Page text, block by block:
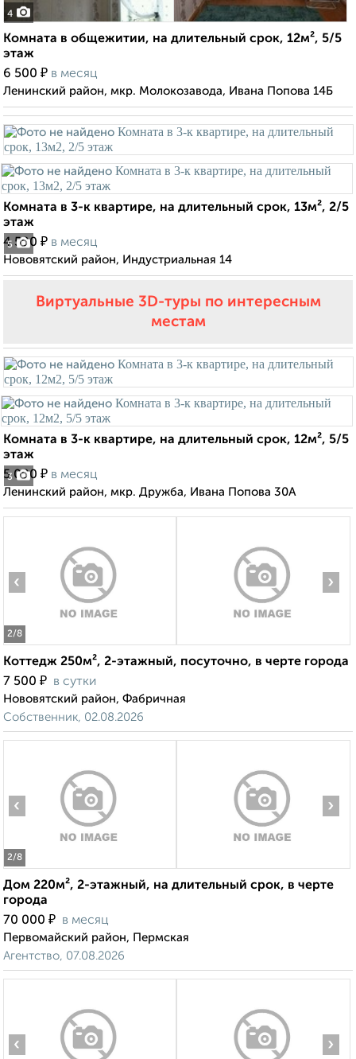
4
Комната в общежитии, на длительный срок, 12м², 5/5
этаж
6 500 ₽ в месяц
Ленинский район, мкр. Молокозавода, Ивана Попова 14Б
5
Комната в 3-к квартире, на длительный срок, 13м², 2/5
этаж
4 500 ₽ в месяц
Нововятский район, Индустриальная 14
Виртуальные 3D-туры по интересным
местам
3
Комната в 3-к квартире, на длительный срок, 12м², 5/5
этаж
5 000 ₽ в месяц
Ленинский район, мкр. Дружба, Ивана Попова 30А
2/8
‹ ›
Коттедж 250м², 2-этажный, посуточно, в черте города
7 500 ₽ в сутки
Нововятский район, Фабричная
Собственник, 02.08.2026
2/8
‹ ›
Дом 220м², 2-этажный, на длительный срок, в черте
города
70 000 ₽ в месяц
Первомайский район, Пермская
Агентство, 07.08.2026
‹ ›